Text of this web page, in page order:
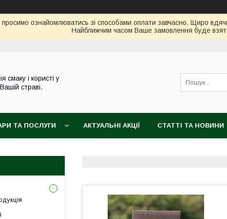
просимо ознайомлюватись зі способами оплати завчасно. Щиро
Найближчим часом Ваше замовлення буде
смаку і користі у
страві.
ТА ПОСЛУГИ АКТУАЛЬНІ АКЦІЇ СТАТТІ ТА НОВИНИ